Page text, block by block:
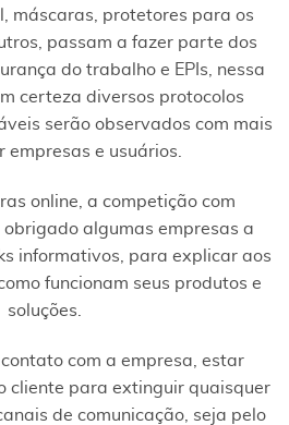
máscaras, protetores para os
passam a fazer parte dos
do trabalho e EPIs, nessa
certeza diversos protocolos
serão observados com mais
empresas e usuários.
online, a competição com
algumas empresas a
informativos, para explicar aos
funcionam seus produtos e
soluções.
com a empresa, estar
cliente para extinguir quaisquer
de comunicação, seja pelo